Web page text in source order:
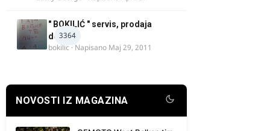
3364
" BOKILIĆ " servis, prodaja
delova
bokilic · Napisano Maj 29, 2011
NOVOSTI IZ MAGAZINA